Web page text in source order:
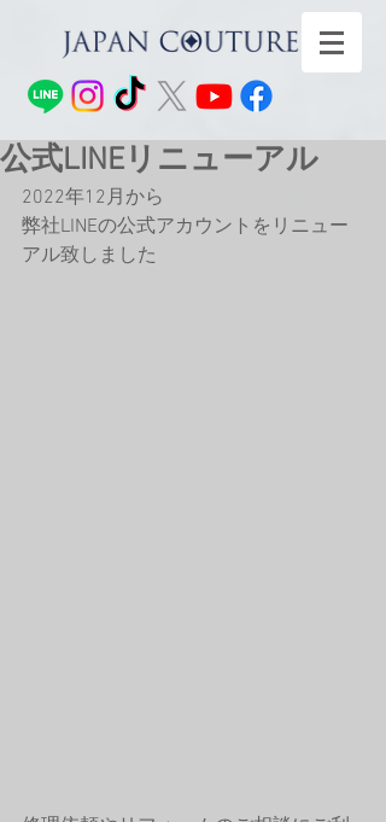
公式LINEリニューアル
2022年12月から
弊社LINEの公式アカウントをリニュー
アル致しました